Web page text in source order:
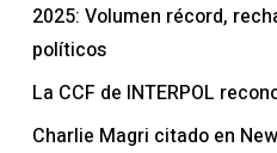
2025: Volumen récord,
políticos
La CCF de INTERPOL
Charlie Magri citado en